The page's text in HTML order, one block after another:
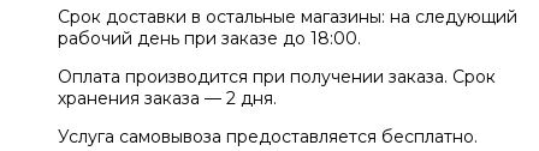
Срок доставки в остальные магазины: на следующий
рабочий день при заказе до 18:00.
Оплата производится при получении заказа. Срок
хранения заказа — 2 дня.
Услуга самовывоза предоставляется бесплатно.